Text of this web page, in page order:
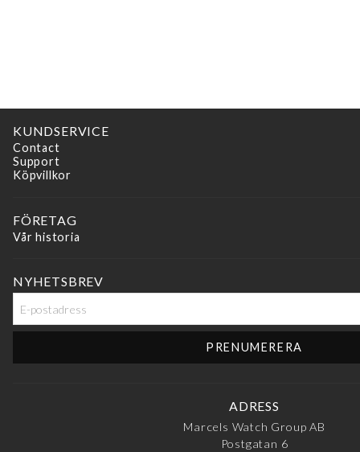
KUNDSERVICE
Contact
Support
Köpvillkor
FÖRETAG
Vår historia
NYHETSBREV
ADRESS
Marcels Watch Group AB
Postgatan 6